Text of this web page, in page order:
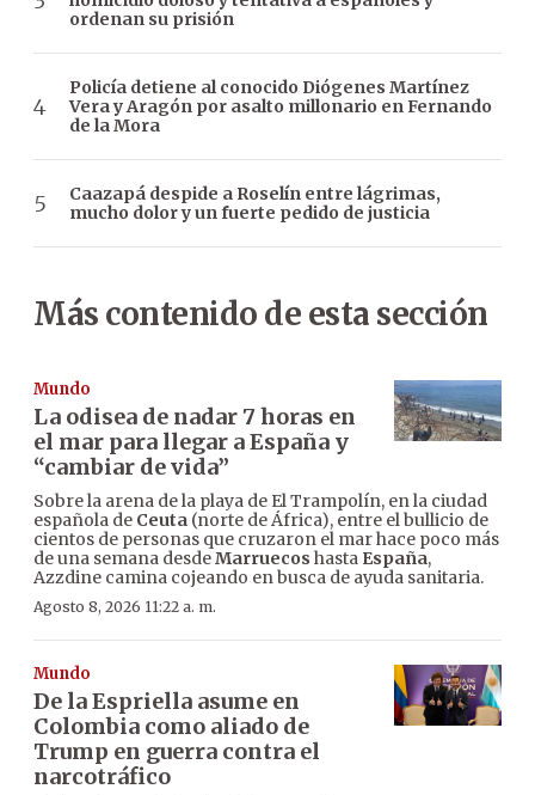
ordenan su prisión
Policía detiene al conocido Diógenes Martínez
Vera y Aragón por asalto millonario en Fernando
de la Mora
Caazapá despide a Roselín entre lágrimas,
mucho dolor y un fuerte pedido de justicia
Más contenido de esta sección
Mundo
La odisea de nadar 7 horas en
el mar para llegar a España y
“cambiar de vida”
Sobre la arena de la playa de El Trampolín, en la ciudad
española de Ceuta (norte de África), entre el bullicio de
cientos de personas que cruzaron el mar hace poco más
de una semana desdeMarruecos hasta España,
Azzdine camina cojeando en busca de ayuda sanitaria.
Agosto 8, 2026 11:22 a. m.
Mundo
De la Espriella asume en
Colombia como aliado de
Trump en guerra contra el
narcotráfico